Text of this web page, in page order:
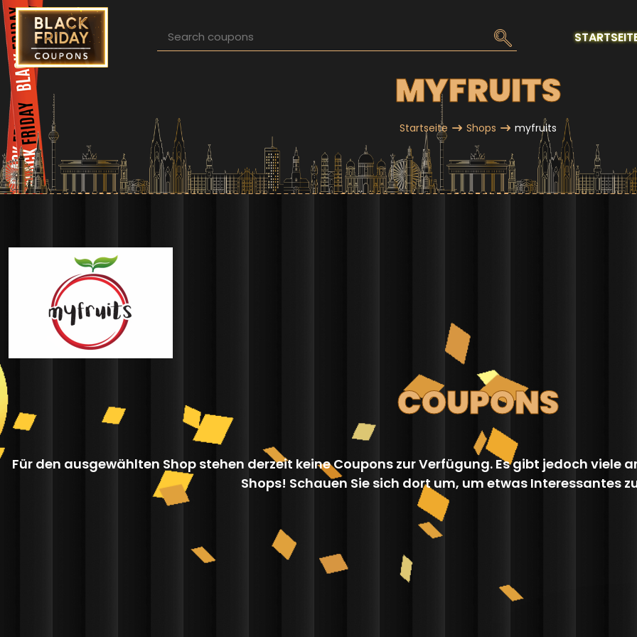
Direkt zum Inhalt
MYFRUITS
Pfadnavigation Startseite Shops myfruits
COUPONS
Für den ausgewählten Shop stehen derzeit keine Coupons zur Verfügung. Es gibt jedoch
Shops! Schauen Sie sich dort um, um etwas Interessantes